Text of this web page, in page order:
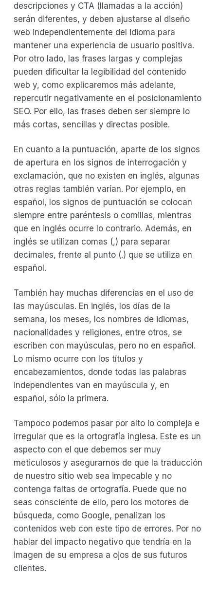
descripciones y CTA (llamadas a la acción)
serán diferentes, y deben ajustarse al diseño
web independientemente del idioma para
mantener una experiencia de usuario positiva.
Por otro lado, las frases largas y complejas
pueden dificultar la legibilidad del contenido
web y, como explicaremos más adelante,
repercutir negativamente en el posicionamiento
SEO. Por ello, las frases deben ser siempre lo
más cortas, sencillas y directas posible.
En cuanto a la puntuación, aparte de los signos
de apertura en los signos de interrogación y
exclamación, que no existen en inglés, algunas
otras reglas también varían. Por ejemplo, en
español, los signos de puntuación se colocan
siempre entre paréntesis o comillas, mientras
que en inglés ocurre lo contrario. Además, en
inglés se utilizan comas (,) para separar
decimales, frente al punto (.) que se utiliza en
español.
También hay muchas diferencias en el uso de
las mayúsculas. En inglés, los días de la
semana, los meses, los nombres de idiomas,
nacionalidades y religiones, entre otros, se
escriben con mayúsculas, pero no en español.
Lo mismo ocurre con los títulos y
encabezamientos, donde todas las palabras
independientes van en mayúscula y, en
español, sólo la primera.
Tampoco podemos pasar por alto lo compleja e
irregular que es la ortografía inglesa. Este es un
aspecto con el que debemos ser muy
meticulosos y asegurarnos de que la traducción
de nuestro sitio web sea impecable y no
contenga faltas de ortografía. Puede que no
seas consciente de ello, pero los motores de
búsqueda, como Google, penalizan los
contenidos web con este tipo de errores. Por no
hablar del impacto negativo que tendría en la
imagen de su empresa a ojos de sus futuros
clientes.